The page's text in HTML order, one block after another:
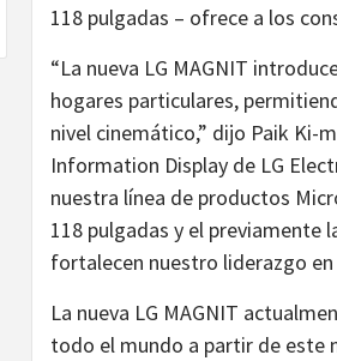
118 pulgadas – ofrece a los
“La nueva LG MAGNIT
hogares particulares,
nivel cinemático,” dijo Paik Ki-
Information Display de LG
nuestra línea de productos
118 pulgadas y el previamente
fortalecen nuestro liderazgo
La nueva LG MAGNIT
todo el mundo a partir de este